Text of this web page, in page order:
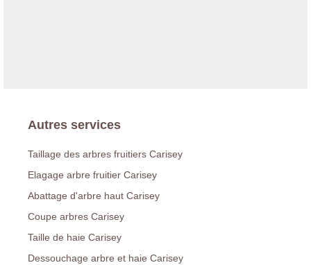
Autres services
Taillage des arbres fruitiers Carisey
Elagage arbre fruitier Carisey
Abattage d'arbre haut Carisey
Coupe arbres Carisey
Taille de haie Carisey
Dessouchage arbre et haie Carisey